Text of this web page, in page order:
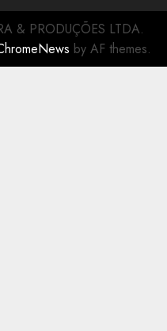
& PRODUÇÕES LTDA.
by AF themes.